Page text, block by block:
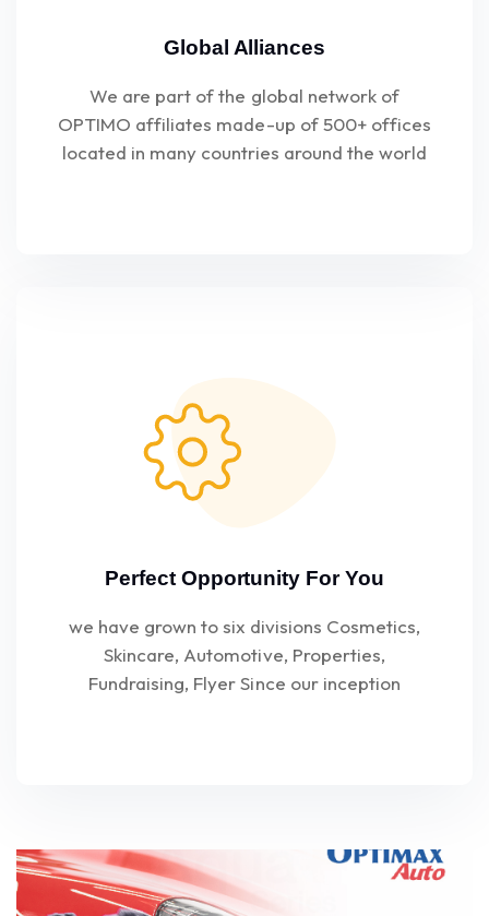
Global Alliances
We are part of the global network of
OPTIMO affiliates made-up of 500+ offices
located in many countries around the world
Perfect Opportunity For You
we have grown to six divisions Cosmetics,
Skincare, Automotive, Properties,
Fundraising, Flyer Since our inception